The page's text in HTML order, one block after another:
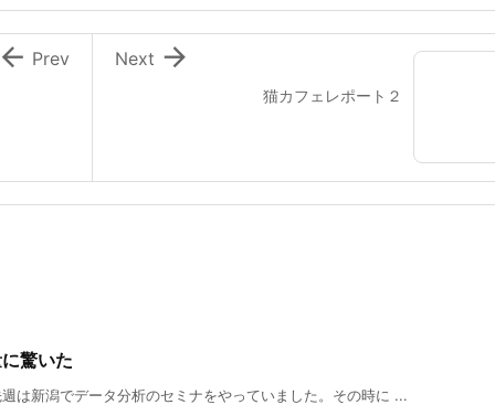
猫カフェレポート２

Next
 Prev
驚いた
は新潟でデータ分析のセミナをやっていました。その時に ...